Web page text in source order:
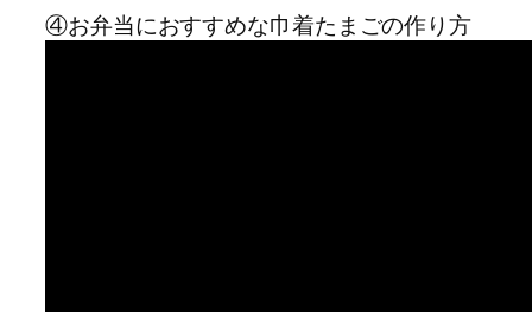
④お弁当におすすめな巾着たまごの作り方